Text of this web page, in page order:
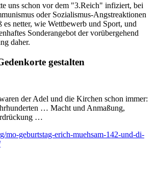
uns schon vor dem "3.Reich" infiziert, bei
oder Sozialismus-Angstreaktionen
es netter, wie Wettbewerb und Sport, und
Sonderangebot der vorübergehend
daher.
gestalten
der Adel und die Kirchen schon immer:
… Macht und Anmaßung,
…
mo-geburtstag-erich-muehsam-142-und-di-